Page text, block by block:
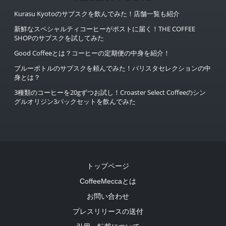
Kurasu Kyotoのサブスクを飲んでみた！店舗一覧も紹介
新鮮なスペシャルティコーヒーがポストに届く！THE COFFEE
SHOPのサブスクを試してみた
Good Coffeeとは？コーヒーの定期便の中身を紹介！
ブルーボトルのサブスクを頼んでみた！バリスタセレクションの中
身とは？
3種類のコーヒーを20gずつお試し！Croaster Select Coffeeのシン
グルオリジン3パックセットを飲んでみた
トップページ
CoffeeMeccaとは
お問い合わせ
プレスリリースの送付